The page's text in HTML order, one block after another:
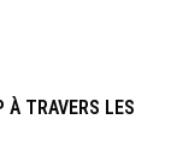
À TRAVERS LES